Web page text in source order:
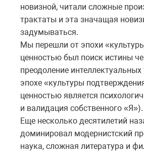
новизной, читали сложные
трактаты и эта значащая
задумываться.
Мы перешли от эпохи
ценностью был поиск истины
преодоление интеллектуальных
эпохе «культуры
ценностью является
и валидация собственного «Я»).
Еще несколько десятилетий
доминировал модернистский
наука, сложная литература и